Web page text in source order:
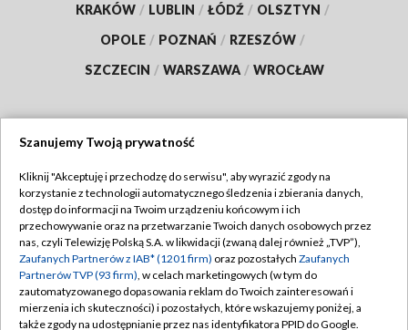
KRAKÓW / LUBLIN / ŁÓDŹ / OLSZTYN /
OPOLE / POZNAŃ / RZESZÓW /
SZCZECIN / WARSZAWA / WROCŁAW
TVP
Abonament TVP
Emisja w TVP
Centrum informacji TVP
Naziemna Telewizja Cyfrowa
Regulamin TVP
Polityka prywatności
Moje zgody
Pomoc
Szanujemy Twoją prywatność
Kliknij "Akceptuję i przechodzę do serwisu", aby wyrazić zgody na
korzystanie z technologii automatycznego śledzenia i zbierania danych,
dostęp do informacji na Twoim urządzeniu końcowym i ich
przechowywanie oraz na przetwarzanie Twoich danych osobowych przez
nas, czyli Telewizję Polską S.A. w likwidacji (zwaną dalej również „TVP”),
Zaufanych Partnerów z IAB* (1201 firm) oraz pozostałych Zaufanych
Partnerów TVP (93 firm), w celach marketingowych (w tym do
zautomatyzowanego dopasowania reklam do Twoich zainteresowań i
mierzenia ich skuteczności) i pozostałych, które wskazujemy poniżej, a
także zgody na udostępnianie przez nas identyfikatora PPID do Google.